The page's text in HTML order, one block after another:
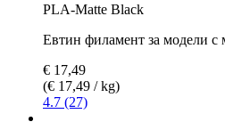
PLA-Matte Black
Евтин филамент за модели с
€ 17,49
(€ 17,49 / kg)
4.7 (27)